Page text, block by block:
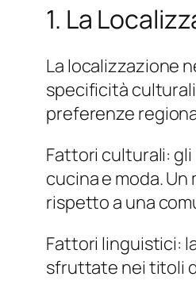
1. La
La localizzazione
specificità culturali
preferenze
Fattori culturali:
cucina e moda.
rispetto a una
Fattori linguistici:
sfruttate nei titoli